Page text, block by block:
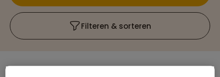
Filteren & sorteren